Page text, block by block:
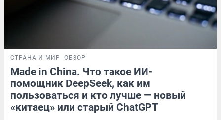
СТРАНА И МИР ОБЗОР
Made in China. Что такое ИИ-
помощник DeepSeek, как им
пользоваться и кто лучше — новый
«китаец» или старый ChatGPT